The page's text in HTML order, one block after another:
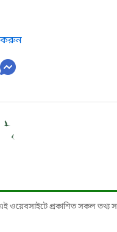
করুন
ওয়েবসাইটে প্রকাশিত সকল তথ্য